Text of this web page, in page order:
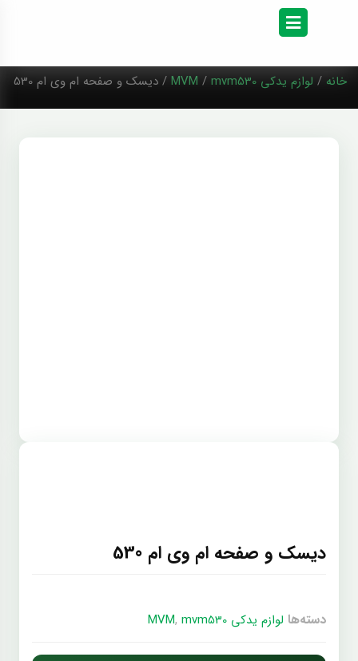
خانه / لوازم یدکی MVM / mvm530 / دیسک و صفحه ام وی ام 530
دیسک و صفحه ام وی ام 530
دسته‌ها لوازم یدکی MVM , mvm530